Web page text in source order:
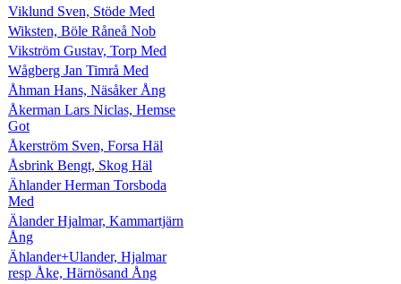
Viklund Sven, Stöde Med
Wiksten, Böle Råneå Nob
Vikström Gustav, Torp Med
Wågberg Jan Timrå Med
Åhman Hans, Näsåker Ång
Åkerman Lars Niclas, Hemse
Got
Åkerström Sven, Forsa Häl
Åsbrink Bengt, Skog Häl
Ählander Herman Torsboda
Med
Älander Hjalmar, Kammartjärn
Ång
Ählander+Ulander, Hjalmar
resp Åke, Härnösand Ång